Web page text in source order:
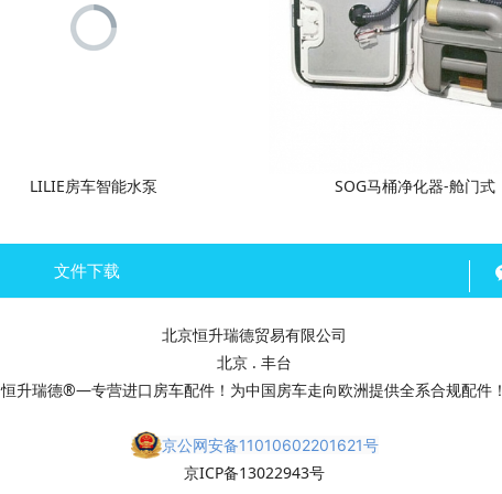
LILIE房车智能水泵 SOG马桶净化器-舱门式
文件下载
北京恒升瑞德贸易有限公司
北京 . 丰台
恒升瑞德®—专营进口房车配件！为中国房车走向欧洲提供全系合规配件！
京公网安备11010602201621号
京ICP备13022943号